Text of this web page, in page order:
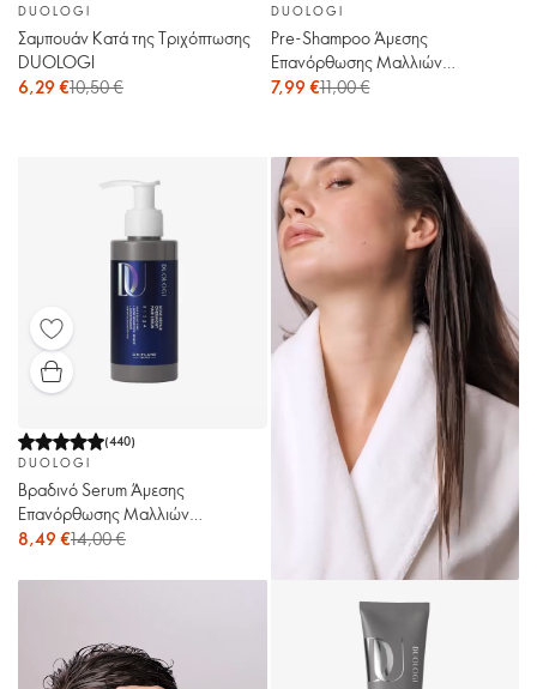
DUOLOGI
Σαμπουάν Κατά της Τριχόπτωσης
DUOLOGI
6,29 €10,50 €
DUOLOGI
Pre-Shampoo Άμεσης
Επανόρθωσης Μαλλιών
DUOLOGI
7,99 €11,00 €
(440)
DUOLOGI
Βραδινό Serum Άμεσης
Επανόρθωσης Μαλλιών
DUOLOGI
8,49 €14,00 €